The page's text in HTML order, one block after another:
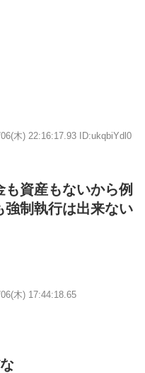
木) 22:16:17.93 ID:ukqbiYdl0
資産もないから例
強制執行は出来ない
木) 17:44:18.65